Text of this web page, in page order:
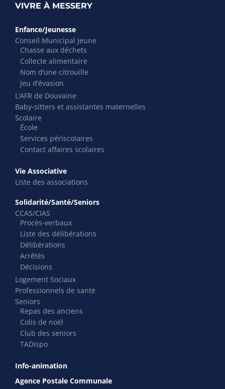
VIVRE À MESSERY
Enfance/Jeunesse
Conseil Municipal Jeune
Chasse aux déchets
Collecte alimentaire
Nom d’une citrouille
Jeu d’évasion
L’AFR de Douvaine
Baby-sitters et assistantes maternelles
Scolaire
École
Services périscolaires
Contact affaires scolaires
Vie Associative
Liste des associations
Solidarité/Santé/Seniors
CCAS/CIAS
Procès-verbaux
Liste des délibérations
Délibérations
Arrêtés
Décisions
Logement Sociaux
Professionnels de santé
Seniors
Repas des anciens
Colis de noël
Club des seniors
TADispo
Info-animation
Agence Postale Communale